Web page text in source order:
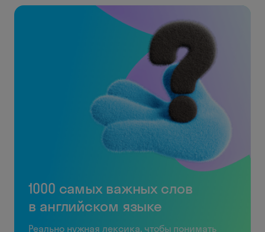
1000 самых важных слов
в английском языке
Реально нужная лексика, чтобы понимать